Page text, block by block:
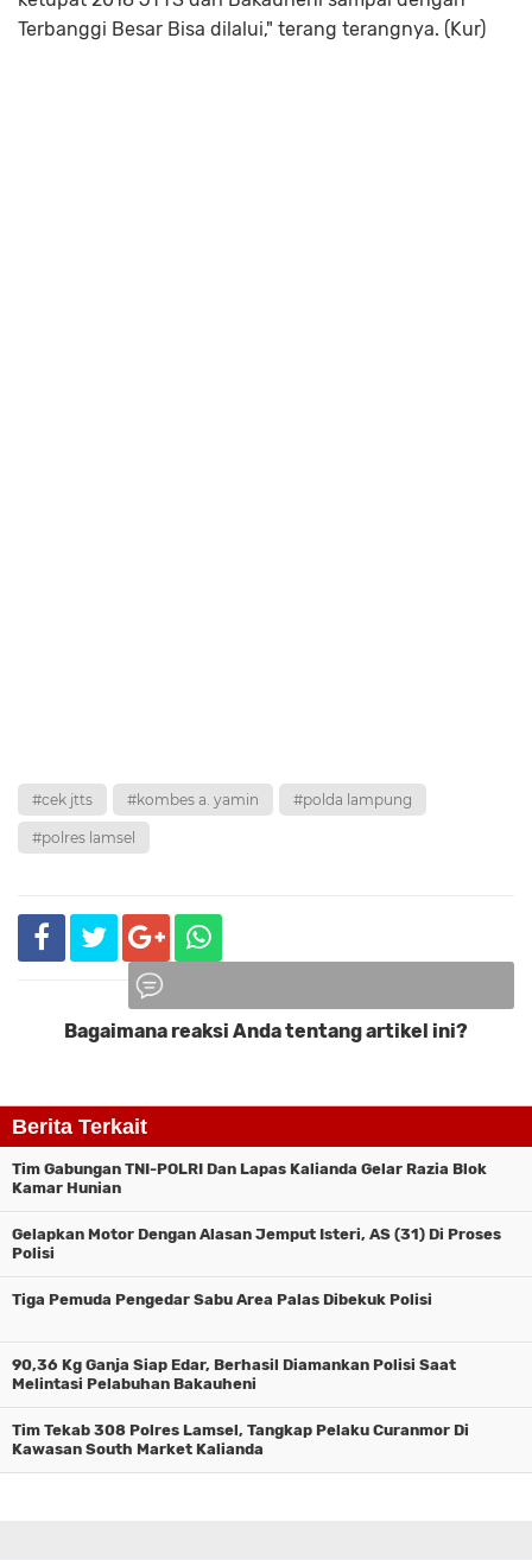
Terbanggi Besar Bisa dilalui," terang terangnya. (Kur)
#cek jtts #kombes a. yamin #polda lampung
#polres lamsel
Komentar
Bagaimana reaksi Anda tentang artikel ini?
Berita Terkait
Tim Gabungan TNI-POLRI Dan Lapas Kalianda Gelar Razia Blok
Kamar Hunian ‎
Gelapkan Motor Dengan Alasan Jemput Isteri, AS (31) Di Proses
Polisi ‎
Tiga Pemuda Pengedar Sabu Area Palas Dibekuk Polisi
90,36 Kg Ganja Siap Edar, Berhasil Diamankan Polisi Saat
Melintasi Pelabuhan Bakauheni
Tim Tekab 308 Polres Lamsel, Tangkap Pelaku Curanmor Di
Kawasan South Market Kalianda